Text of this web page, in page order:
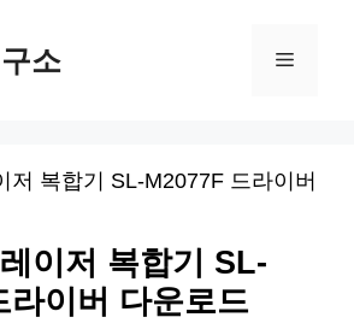
소 메
이저 복합기 SL-
라이버 다운로드